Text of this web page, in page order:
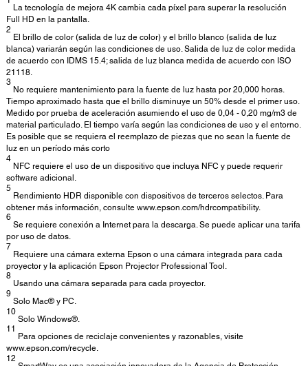
La tecnología de mejora 4K cambia cada píxel para superar la resolución
Full HD en la pantalla.
2
El brillo de color (salida de luz de color) y el brillo blanco (salida de luz
blanca) variarán según las condiciones de uso. Salida de luz de color medida
de acuerdo con IDMS 15.4; salida de luz blanca medida de acuerdo con ISO
21118.
3
No requiere mantenimiento para la fuente de luz hasta por 20,000 horas.
Tiempo aproximado hasta que el brillo disminuye un 50% desde el primer uso.
Medido por prueba de aceleración asumiendo el uso de 0,04 - 0,20 mg/m3 de
material particulado. El tiempo varía según las condiciones de uso y el entorno.
Es posible que se requiera el reemplazo de piezas que no sean la fuente de
luz en un período más corto
4
NFC requiere el uso de un dispositivo que incluya NFC y puede requerir
software adicional.
5
Rendimiento HDR disponible con dispositivos de terceros selectos. Para
obtener más información, consulte www.epson.com/hdrcompatibility.
6
Se requiere conexión a Internet para la descarga. Se puede aplicar una tarifa
por uso de datos.
7
Requiere una cámara externa Epson o una cámara integrada para cada
proyector y la aplicación Epson Projector Professional Tool.
8
Usando una cámara separada para cada proyector.
9
Solo Mac® y PC.
10
Solo Windows®.
11
Para opciones de reciclaje convenientes y razonables, visite
www.epson.com/recycle.
12